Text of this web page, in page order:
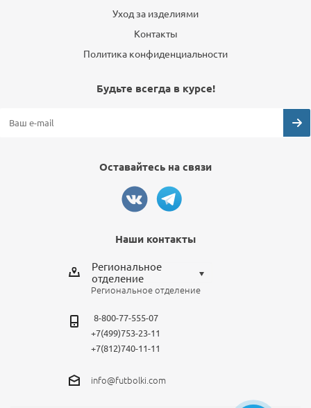
Уход за изделиями
Контакты
Политика конфиденциальности
Будьте всегда в курсе!
Оставайтесь на связи
Наши контакты
Региональное
отделение
Выберите отделение
Региональное отделение
Санкт-Петербург
Региональное отделение
8-800-77-555-07
+7(499)753-23-11
+7(812)740-11-11
info@futbolki.com